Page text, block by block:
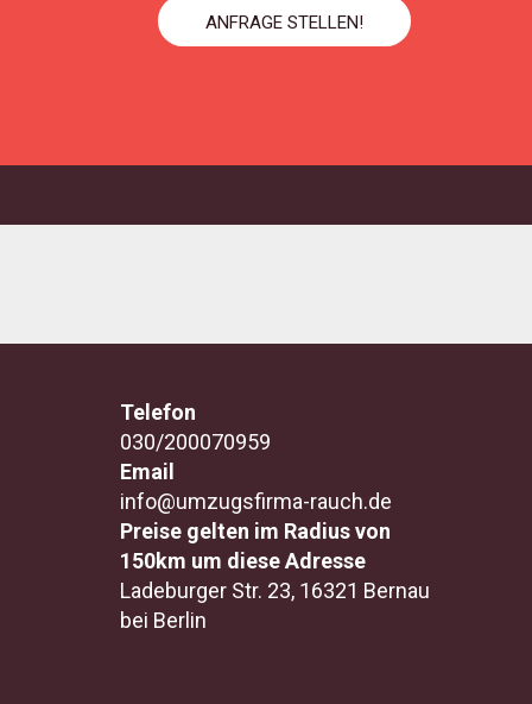
ANFRAGE STELLEN!
Telefon
030/200070959
Email
info@umzugsfirma-rauch.de
Preise gelten im Radius von
150km um diese Adresse
Ladeburger Str. 23, 16321 Bernau
bei Berlin